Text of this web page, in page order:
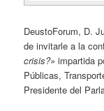
DeustoForum, D.
de invitarle a la
crisis?»impartida
Públicas,
Presidente del